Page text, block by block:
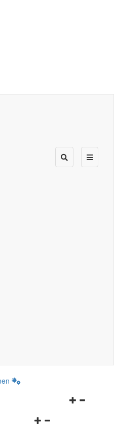
Navigationsmenü